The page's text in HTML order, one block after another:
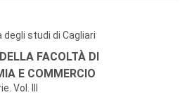
degli studi di Cagliari
FACOLTÀ DI
E COMMERCIO
Vol. III